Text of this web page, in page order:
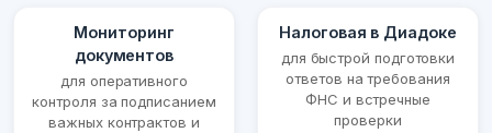
Мониторинг
документов
для оперативного
контроля за подписанием
важных контрактов и
Налоговая в Диадоке
для быстрой подготовки
ответов на требования
ФНС и встречные
проверки